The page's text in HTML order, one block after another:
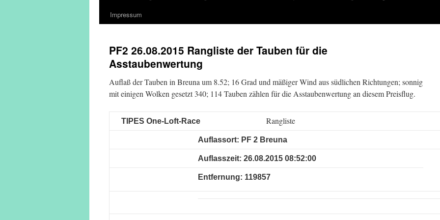
Impressum
PF2 26.08.2015 Rangliste der Tauben für die
Asstaubenwertung
Auflaß der Tauben in Breuna um 8.52; 16 Grad und mäßiger Wind aus südlichen Richtungen; sonnig
mit einigen Wolken gesetzt 340; 114 Tauben zählen für die Asstaubenwertung an diesem Preisflug.
TIPES One-Loft-Race Rangliste
Auflassort: PF 2 Breuna
Auflasszeit: 26.08.2015 08:52:00
Entfernung: 119857